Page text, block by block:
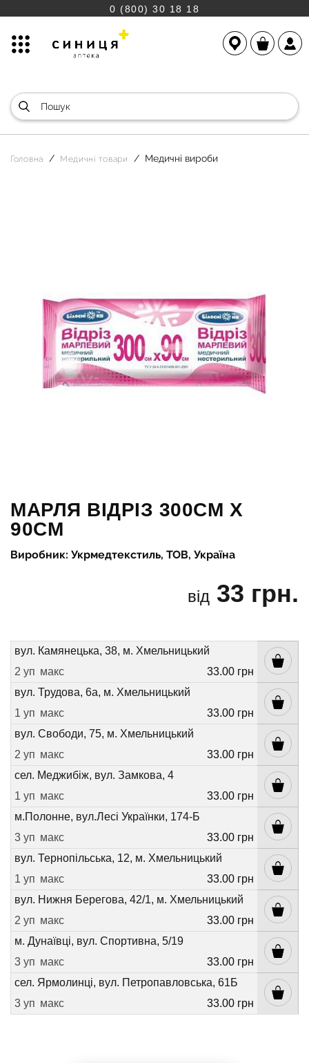
0 (800) 30 18 18
Головна Медичні товари Медичні вироби
МАРЛЯ ВІДРІЗ 300СМ Х
90СМ
Виробник: Укрмедтекстиль, ТОВ, Україна
від 33 грн.
вул. Камянецька, 38, м. Хмельницький
2 уп макс
33.00 грн
вул. Трудова, 6а, м. Хмельницький
1 уп макс
33.00 грн
вул. Свободи, 75, м. Хмельницький
2 уп макс
33.00 грн
сел. Меджибіж, вул. Замкова, 4
1 уп макс
33.00 грн
м.Полонне, вул.Лесі Українки, 174-Б
3 уп макс
33.00 грн
вул. Тернопільська, 12, м. Хмельницький
1 уп макс
33.00 грн
вул. Нижня Берегова, 42/1, м. Хмельницький
2 уп макс
33.00 грн
м. Дунаївці, вул. Спортивна, 5/19
3 уп макс
33.00 грн
сел. Ярмолинці, вул. Петропавловська, 61Б
3 уп макс 33.00 грн